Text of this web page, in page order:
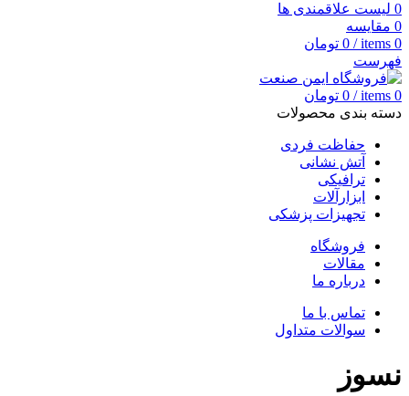
0 لیست علاقمندی ها
0 مقایسه
0
items
/
0 تومان
فهرست
0
items
/
0 تومان
دسته بندی محصولات
حفاظت فردی
آتش نشانی
ترافیکی
ابزارآلات
تجهیزات پزشکی
فروشگاه
مقالات
درباره ما
تماس با ما
سوالات متداول
نسوز